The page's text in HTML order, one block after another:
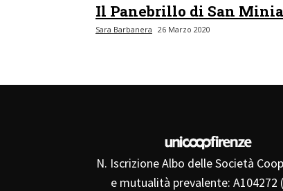
Il Panebrillo di San
Sara Barbanera 26 Marzo 2020
N. Iscrizione Albo delle Società
e mutualità prevalente: A104272